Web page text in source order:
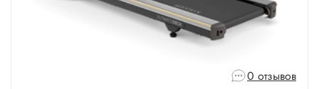
0 отзывов